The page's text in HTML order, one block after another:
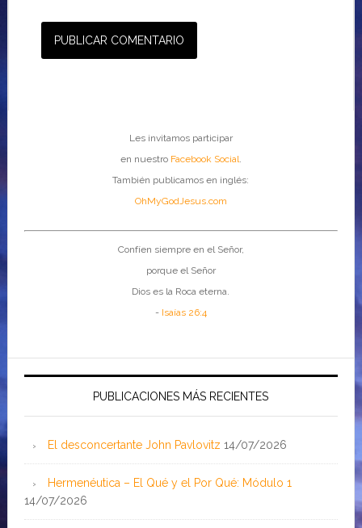
Les invitamos participar
en nuestro Facebook Social.
También publicamos en inglés:
OhMyGodJesus.com
Confíen siempre en el Señor,
porque el Señor
Dios es la Roca eterna.
- Isaías 26:4
PUBLICACIONES MÁS RECIENTES
El desconcertante John Pavlovitz 14/07/2026
Hermenéutica – El Qué y el Por Qué: Módulo 1
14/07/2026